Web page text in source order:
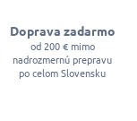
Doprava zadarmo
od 200 € mimo
nadrozmernú prepravu
po celom Slovensku